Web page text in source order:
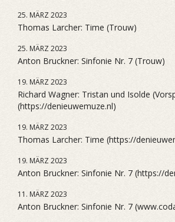
25. MÄRZ 2023
Thomas Larcher: Time (Trouw)
25. MÄRZ 2023
Anton Bruckner: Sinfonie Nr. 7 (Trouw)
19. MÄRZ 2023
Richard Wagner: Tristan und Isolde
(https://denieuwemuze.nl)
19. MÄRZ 2023
Thomas Larcher: Time (https://
19. MÄRZ 2023
Anton Bruckner: Sinfonie Nr. 7 (https://
11. MÄRZ 2023
Anton Bruckner: Sinfonie Nr. 7